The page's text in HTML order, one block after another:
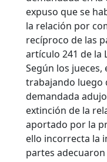
expuso que se
la relación por
recíproco de las
artículo 241 de la
Según los
trabajando luego
demandada
extinción de la
aportado por la
ello incorrecta la
partes